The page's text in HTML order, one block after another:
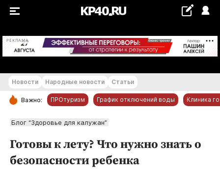
РЕКЛАМА +26...+27 °С
РУБРИКИ
Новости компаний
Статьи
Новости Народные новости Статьи
Важно: ПРОтуризм График отключений воды Клиника
Блог “Здоровье для калужан”
Готовы к лету? Что нужно знать о
безопасности ребенка